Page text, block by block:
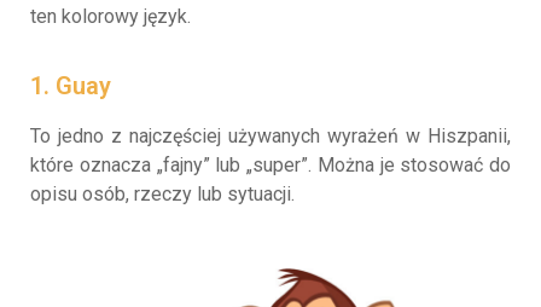
ten kolorowy język.
1. Guay
To jedno z najczęściej używanych wyrażeń w Hiszpanii,
które oznacza „fajny” lub „super”. Można je stosować do
opisu osób, rzeczy lub sytuacji.